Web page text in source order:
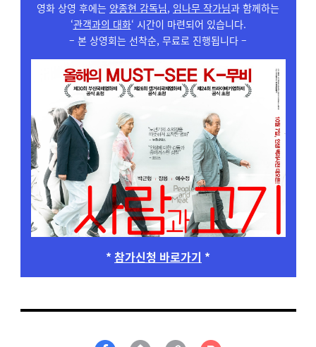
영화 상영 후에는 양종현 감독님, 임나무 작가님과 함께하는
‘관객과의 대화‘ 시간이 마련되어 있습니다.
– 본 상영회는 선착순, 무료로 진행됩니다 –
*참가신청 바로가기 *